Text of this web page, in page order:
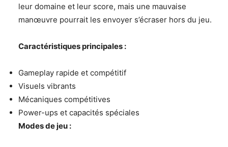
leur domaine et leur score, mais une mauvaise
manœuvre pourrait les envoyer s’écraser hors du jeu.
Caractéristiques principales :
Gameplay rapide et compétitif
Visuels vibrants
Mécaniques compétitives
Power-ups et capacités spéciales
Modes de jeu :